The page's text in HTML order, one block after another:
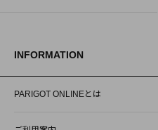
INFORMATION
PARIGOT ONLINEとは